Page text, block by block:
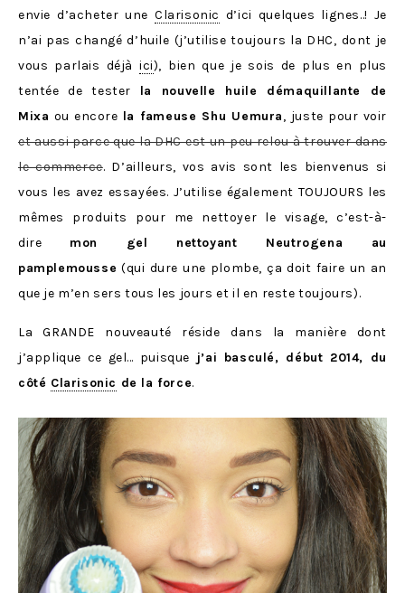
envie d’acheter une Clarisonic d’ici quelques lignes..! Je
n’ai pas changé d’huile (j’utilise toujours la DHC, dont je
vous parlais déjà ici), bien que je sois de plus en plus
tentée de tester la nouvelle huile démaquillante de
Mixa ou encore la fameuse Shu Uemura, juste pour voir
et aussi parce que la DHC est un peu relou à trouver dans
le commerce. D’ailleurs, vos avis sont les bienvenus si
vous les avez essayées. J’utilise également TOUJOURS les
mêmes produits pour me nettoyer le visage, c’est-à-
dire mon gel nettoyant Neutrogena au
pamplemousse (qui dure une plombe, ça doit faire un an
que je m’en sers tous les jours et il en reste toujours).
La GRANDE nouveauté réside dans la manière dont
j’applique ce gel… puisque j’ai basculé, début 2014, du
côté Clarisonic de la force.